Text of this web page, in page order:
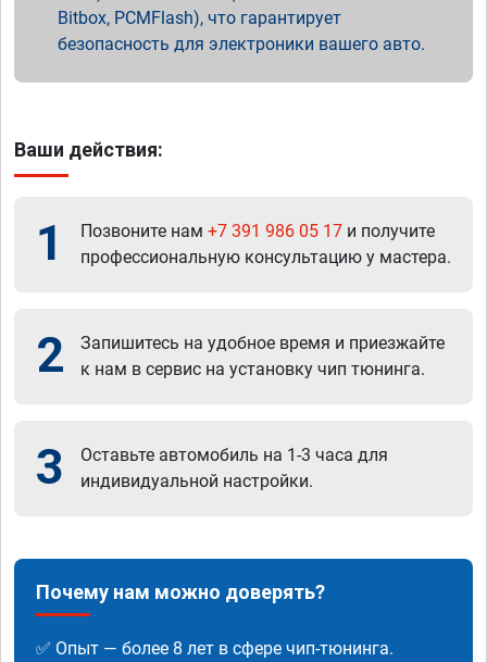
Bitbox, PCMFlash), что гарантирует
безопасность для электроники вашего авто.
Ваши действия:
1 Позвоните нам +7 391 986 05 17 и получите
профессиональную консультацию у мастера.
2
Запишитесь на удобное время и приезжайте
к нам в сервис на установку чип тюнинга.
3
Оставьте автомобиль на 1-3 часа для
индивидуальной настройки.
Почему нам можно доверять?
✅ Опыт — более 8 лет в сфере чип-тюнинга.